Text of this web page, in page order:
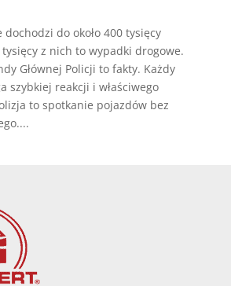
dochodzi do około 400 tysięcy
z nich to wypadki drogowe.
Głównej Policji to fakty. Każdy
szybkiej reakcji i właściwego
to spotkanie pojazdów bez